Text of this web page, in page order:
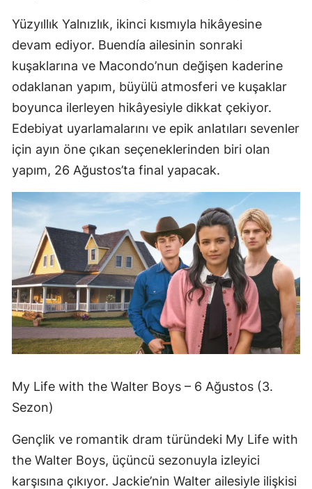
Yüzyıllık Yalnızlık, ikinci kısmıyla hikâyesine
devam ediyor. Buendía ailesinin sonraki
kuşaklarına ve Macondo’nun değişen kaderine
odaklanan yapım, büyülü atmosferi ve kuşaklar
boyunca ilerleyen hikâyesiyle dikkat çekiyor.
Edebiyat uyarlamalarını ve epik anlatıları sevenler
için ayın öne çıkan seçeneklerinden biri olan
yapım, 26 Ağustos’ta final yapacak.
My Life with the Walter Boys – 6 Ağustos (3.
Sezon)
Gençlik ve romantik dram türündeki My Life with
the Walter Boys, üçüncü sezonuyla izleyici
karşısına çıkıyor. Jackie’nin Walter ailesiyle ilişkisi